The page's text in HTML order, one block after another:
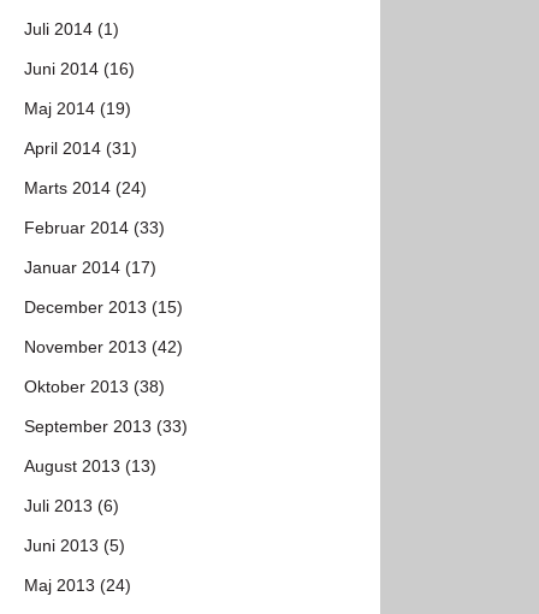
Juli 2014 (1)
Juni 2014 (16)
Maj 2014 (19)
April 2014 (31)
Marts 2014 (24)
Februar 2014 (33)
Januar 2014 (17)
December 2013 (15)
November 2013 (42)
Oktober 2013 (38)
September 2013 (33)
August 2013 (13)
Juli 2013 (6)
Juni 2013 (5)
Maj 2013 (24)